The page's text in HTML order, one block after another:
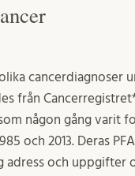
cancerdiagnoser
från
någon gång varit
och 2013. Deras
adress och uppgifter